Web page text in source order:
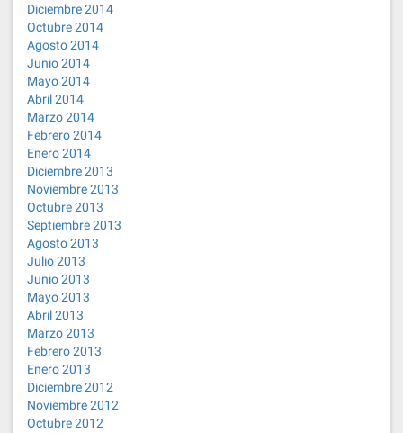
Diciembre 2014
Octubre 2014
Agosto 2014
Junio 2014
Mayo 2014
Abril 2014
Marzo 2014
Febrero 2014
Enero 2014
Diciembre 2013
Noviembre 2013
Octubre 2013
Septiembre 2013
Agosto 2013
Julio 2013
Junio 2013
Mayo 2013
Abril 2013
Marzo 2013
Febrero 2013
Enero 2013
Diciembre 2012
Noviembre 2012
Octubre 2012